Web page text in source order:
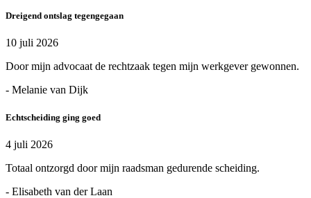
Dreigend ontslag tegengegaan
10 juli 2026
Door mijn advocaat de rechtzaak tegen mijn werkgever gewonnen.
- Melanie van Dijk
Echtscheiding ging goed
4 juli 2026
Totaal ontzorgd door mijn raadsman gedurende scheiding.
- Elisabeth van der Laan